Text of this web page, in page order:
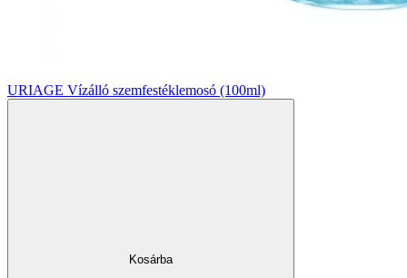
URIAGE Vízálló szemfestéklemosó (100ml)
Kosárba